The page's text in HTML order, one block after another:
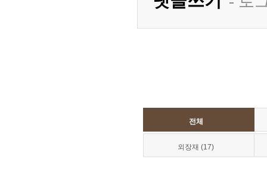
전체
외장재 (17)